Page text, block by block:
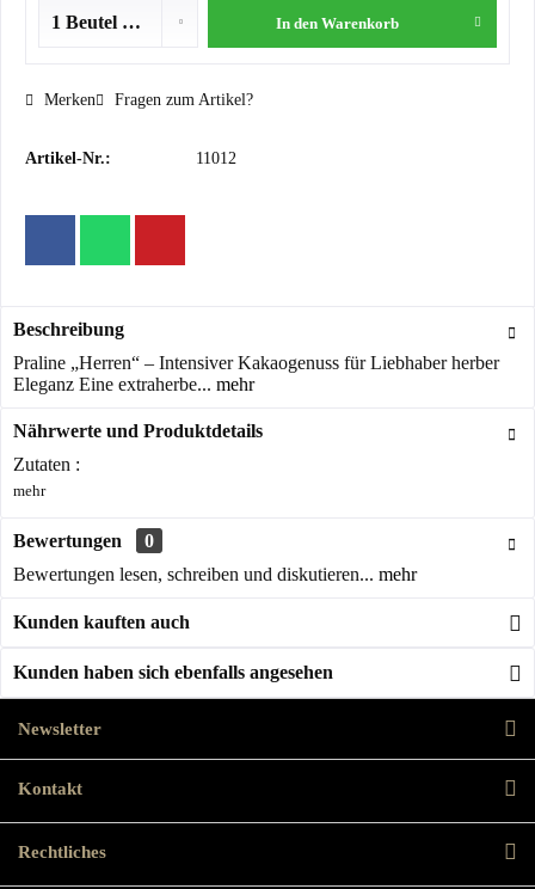
In den Warenkorb
Merken Fragen zum Artikel?
Artikel-Nr.: 11012
Beschreibung
Praline „Herren“ – Intensiver Kakaogenuss für Liebhaber herber
Eleganz Eine extraherbe... mehr
Nährwerte und Produktdetails
Zutaten :
mehr
Bewertungen
0
Bewertungen lesen, schreiben und diskutieren... mehr
Kunden kauften auch
Kunden haben sich ebenfalls angesehen
Newsletter
Kontakt
Rechtliches